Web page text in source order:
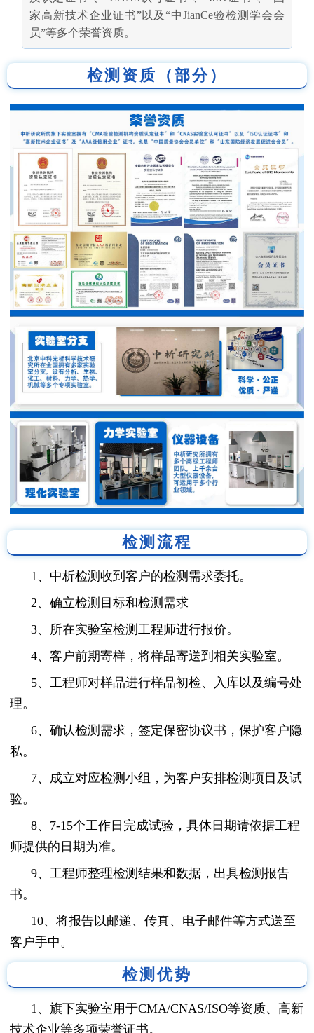
家高新技术企业证书”以及“中JianCe验检测学会会
员”等多个荣誉资质。
检测资质（部分）
检测流程
1、中析检测收到客户的检测需求委托。
2、确立检测目标和检测需求
3、所在实验室检测工程师进行报价。
4、客户前期寄样，将样品寄送到相关实验室。
5、工程师对样品进行样品初检、入库以及编号处
理。
6、确认检测需求，签定保密协议书，保护客户隐
私。
7、成立对应检测小组，为客户安排检测项目及试
验。
8、7-15个工作日完成试验，具体日期请依据工程
师提供的日期为准。
9、工程师整理检测结果和数据，出具检测报告
书。
10、将报告以邮递、传真、电子邮件等方式送至
客户手中。
检测优势
1、旗下实验室用于CMA/CNAS/ISO等资质、高新
技术企业等多项荣誉证书。